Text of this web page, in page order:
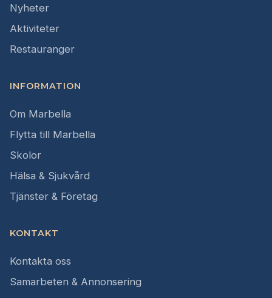
Nyheter
Aktiviteter
Restauranger
INFORMATION
Om Marbella
Flytta till Marbella
Skolor
Hälsa & Sjukvård
Tjänster & Företag
KONTAKT
Kontakta oss
Samarbeten & Annonsering